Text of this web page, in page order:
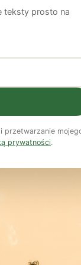
teksty prosto na
przetwarzanie
prywatności.